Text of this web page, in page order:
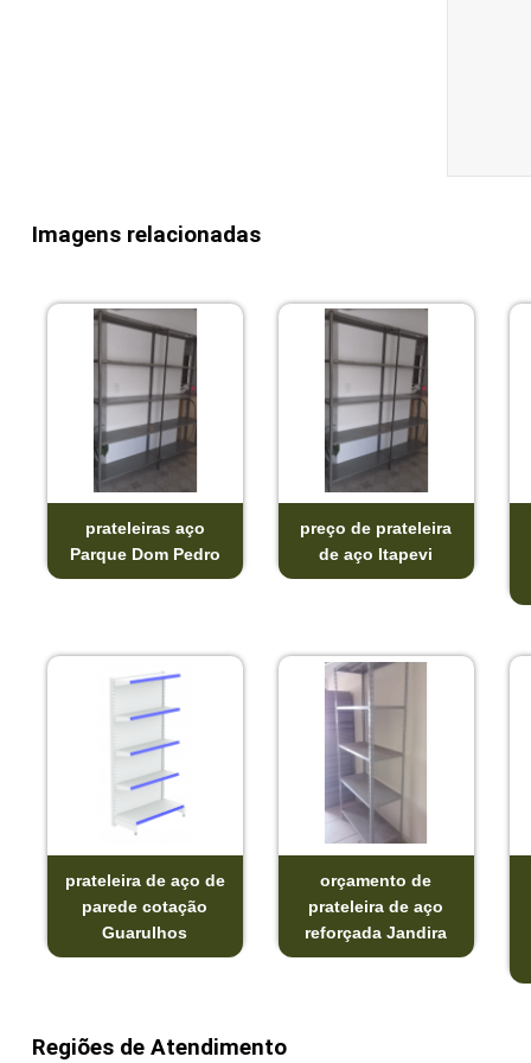
Imagens relacionadas
prateleiras aço
Parque Dom Pedro
preço de prateleira
de aço Itapevi
prateleira de aço de
parede cotação
Guarulhos
orçamento de
prateleira de aço
reforçada Jandira
Regiões de Atendimento